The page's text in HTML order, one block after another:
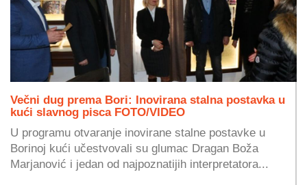
Večni dug prema Bori: Inovirana stalna postavka u
kući slavnog pisca FOTO/VIDEO
U programu otvaranje inovirane stalne postavke u
Borinoj kući učestvovali su glumac Dragan Boža
Marjanović i jedan od najpoznatijih interpretatora...